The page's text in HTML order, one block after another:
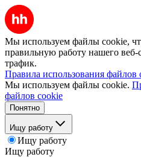
Мы используем файлы cookie,
правильную работу нашего веб-
трафик.
Правила использования файлов
Мы используем файлы cookie.
файлов cookie
Понятно
Ищу работу
Ищу работу
Ищу работу